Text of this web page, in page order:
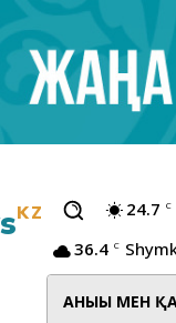
KZ 24.7 C
36.4 C
АНЫҒЫ МЕН